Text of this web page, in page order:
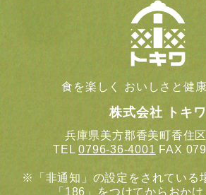
食を楽しく おいしさと健
株式会社 トキワ
兵庫県美方郡香美町香住
TEL0796-36-4001 FAX
※「非通知」の設定をされている
「186」をつけてからおか